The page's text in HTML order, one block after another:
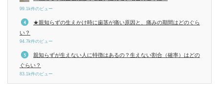
99.1k件のビュー
★親知らずの生えかけ時に歯茎が痛い原因と、痛みの期間はどのぐら
い？
94.7k件のビュー
親知らずが生えない人に特徴はあるの？生えない割合（確率）はどの
ぐらい？
83.1k件のビュー